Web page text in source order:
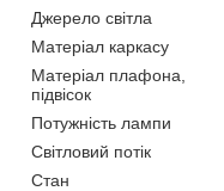
Джерело світла
Матеріал каркасу
Матеріал плафона,
підвісок
Потужність лампи
Світловий потік
Стан